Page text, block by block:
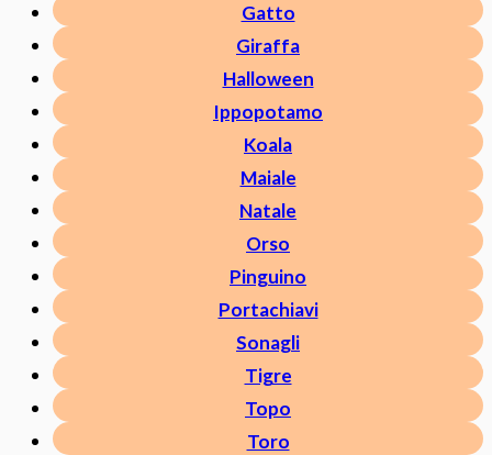
Gatto
Giraffa
Halloween
Ippopotamo
Koala
Maiale
Natale
Orso
Pinguino
Portachiavi
Sonagli
Tigre
Topo
Toro